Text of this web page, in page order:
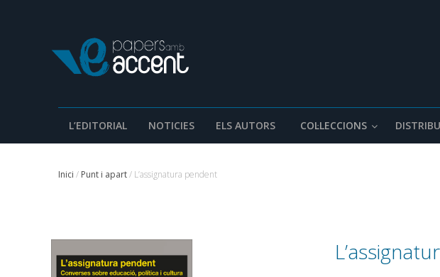
L’EDITORIAL NOTICIES ELS AUTORS COL·LECCIONS
Inici / Punt i apart/ L’assignatura pendent